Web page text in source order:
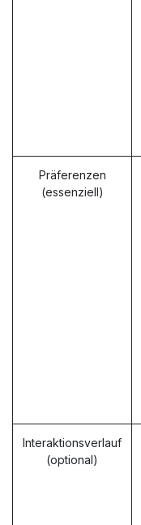
Präferenzen
(essenziell)
Interaktionsverlauf
(optional)